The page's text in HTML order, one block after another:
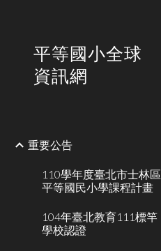
平等國小全球
資訊網
重要公告
110學年度臺北市士林區
平等國民小學課程計畫
104年臺北教育111標竿
學校認證